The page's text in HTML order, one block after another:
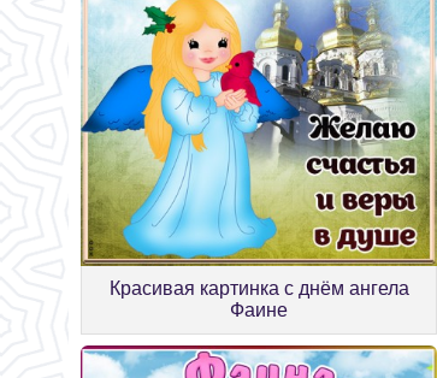
Красивая картинка с днём ангела
Фаине